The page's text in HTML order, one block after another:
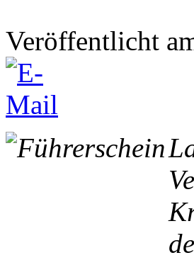
Veröffentlicht